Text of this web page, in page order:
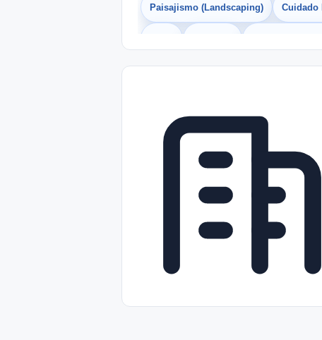
Paisajismo (Landscaping) Cuidado
Freelance Prácticas (Internships)
Telecomunicaciones